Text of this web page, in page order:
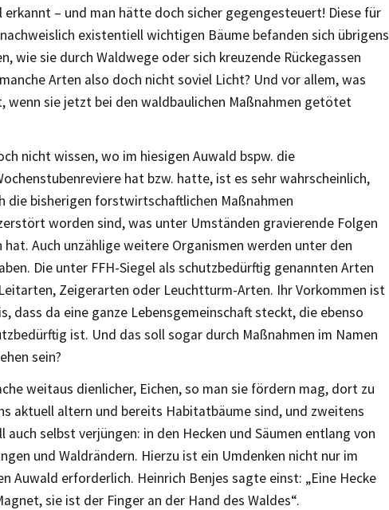
erkannt – und man hätte doch sicher gegengesteuert! Diese für
existentiell wichtigen Bäume befanden sich übrigens
wie sie durch Waldwege oder sich kreuzende Rückegassen
Arten also doch nicht soviel Licht? Und vor allem, was
wenn sie jetzt bei den waldbaulichen Maßnahmen getötet
nicht wissen, wo im hiesigen Auwald bspw. die
hat bzw. hatte, ist es sehr wahrscheinlich,
die bisherigen forstwirtschaftlichen Maßnahmen
worden sind, was unter Umständen gravierende Folgen
Auch unzählige weitere Organismen werden unter den
Die unter FFH-Siegel als schutzbedürftig genannten Arten
Zeigerarten oder Leuchtturm-Arten. Ihr Vorkommen ist
dass da eine ganze Lebensgemeinschaft steckt, die ebenso
ist. Und das soll sogar durch Maßnahmen im Namen
sein?
weitaus dienlicher, Eichen, so man sie fördern mag, dort zu
aktuell altern und bereits Habitatbäume sind, und zweitens
selbst verjüngen: in den Hecken und Säumen entlang von
und Waldrändern. Hierzu ist ein Umdenken nicht nur im
Auwald erforderlich. Heinrich Benjes sagte einst: „Eine Hecke
sie ist der Finger an der Hand des Waldes“.